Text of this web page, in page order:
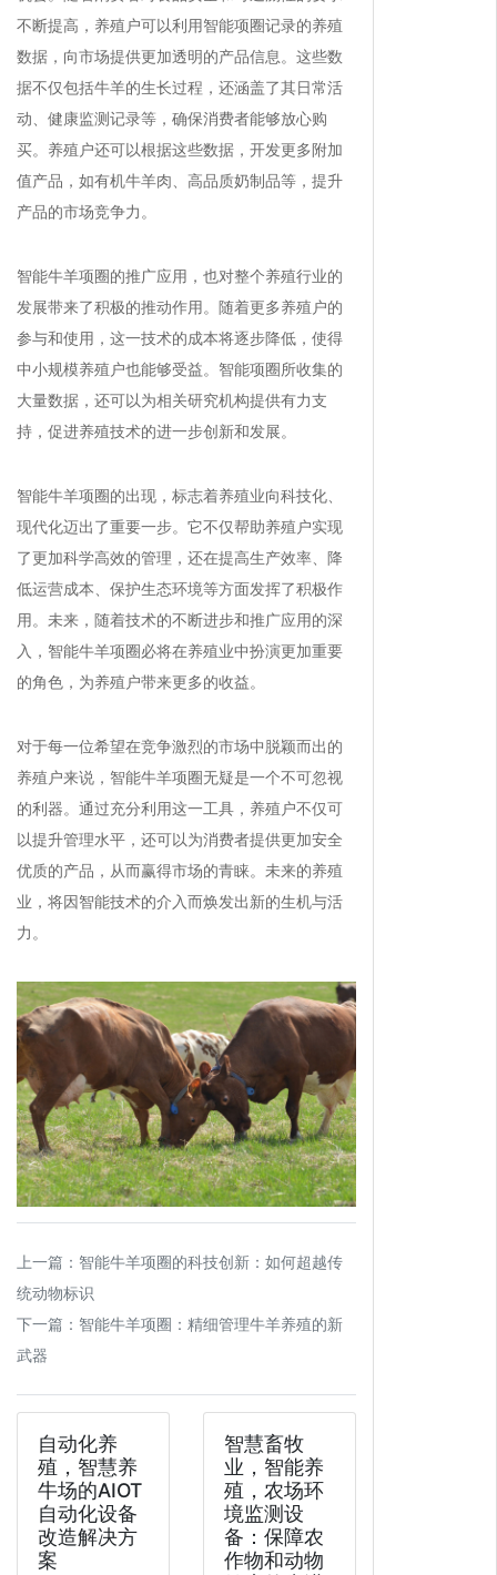
不断提高，养殖户可以利用智能项圈记录的养殖
数据，向市场提供更加透明的产品信息。这些数
据不仅包括牛羊的生长过程，还涵盖了其日常活
动、健康监测记录等，确保消费者能够放心购
买。养殖户还可以根据这些数据，开发更多附加
值产品，如有机牛羊肉、高品质奶制品等，提升
产品的市场竞争力。
智能牛羊项圈的推广应用，也对整个养殖行业的
发展带来了积极的推动作用。随着更多养殖户的
参与和使用，这一技术的成本将逐步降低，使得
中小规模养殖户也能够受益。智能项圈所收集的
大量数据，还可以为相关研究机构提供有力支
持，促进养殖技术的进一步创新和发展。
智能牛羊项圈的出现，标志着养殖业向科技化、
现代化迈出了重要一步。它不仅帮助养殖户实现
了更加科学高效的管理，还在提高生产效率、降
低运营成本、保护生态环境等方面发挥了积极作
用。未来，随着技术的不断进步和推广应用的深
入，智能牛羊项圈必将在养殖业中扮演更加重要
的角色，为养殖户带来更多的收益。
对于每一位希望在竞争激烈的市场中脱颖而出的
养殖户来说，智能牛羊项圈无疑是一个不可忽视
的利器。通过充分利用这一工具，养殖户不仅可
以提升管理水平，还可以为消费者提供更加安全
优质的产品，从而赢得市场的青睐。未来的养殖
业，将因智能技术的介入而焕发出新的生机与活
力。
上一篇： 智能牛羊项圈的科技创新：如何超越传
统动物标识
下一篇： 智能牛羊项圈：精细管理牛羊养殖的新
武器
自动化养
殖，智慧养
牛场的AIOT
自动化设备
改造解决方
案
智慧畜牧
业，智能养
殖，农场环
境监测设
备：保障农
作物和动物